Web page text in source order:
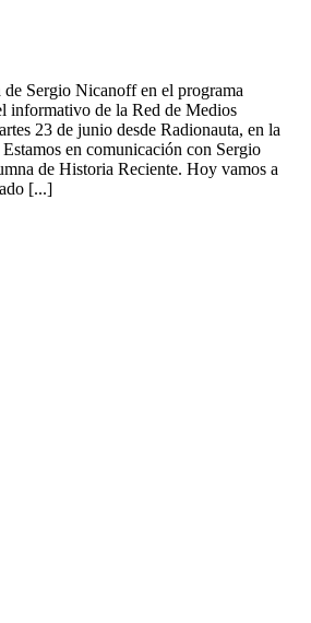
Sergio Nicanoff en el programa
informativo de la Red de Medios
23 de junio desde Radionauta, en la
en comunicación con Sergio
de Historia Reciente. Hoy vamos a
[...]